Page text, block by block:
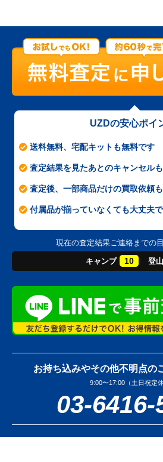
UZDの安心ポイ
送料無料、宅配キットも無料です
査定結果を見たあとのキャンセル
査定後、一部商品だけの買取依頼
付属品が揃っていなくても大丈夫
現在の査定結果ご連絡までの
キャンプ 10 登山
お持ち込みやその他不明点の
9:00〜17:00（土日祝定休
03-6416-